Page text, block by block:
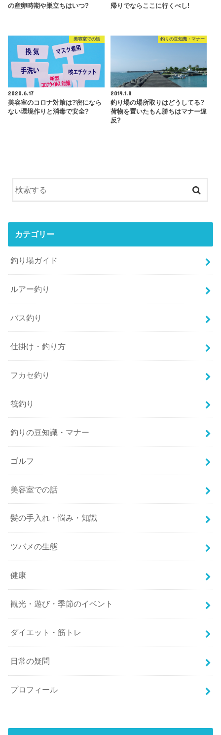
の産卵時期や巣立ちはいつ?
帰りでならここに行くべし!
美容室での話
2020.6.17
美容室のコロナ対策は?密になら
ない環境作りと消毒で安全?
釣りの豆知識・マナー
2019.1.8
釣り場の場所取りはどうしてる?
荷物を置いたもん勝ちはマナー違
反?
カテゴリー
釣り場ガイド
ルアー釣り
バス釣り
仕掛け・釣り方
フカセ釣り
筏釣り
釣りの豆知識・マナー
ゴルフ
美容室での話
髪の手入れ・悩み・知識
ツバメの生態
健康
観光・遊び・季節のイベント
ダイエット・筋トレ
日常の疑問
プロフィール